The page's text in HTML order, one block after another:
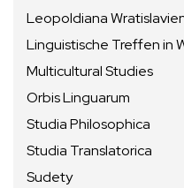
Leopoldiana
Linguistische Treffen in
Multicultural Studies
Orbis Linguarum
Studia Philosophica
Studia Translatorica
Sudety